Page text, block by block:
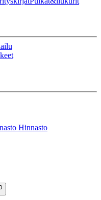
Hinnasto